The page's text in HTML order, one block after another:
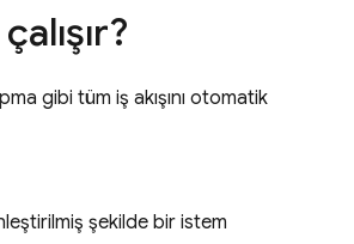
gibi tüm iş akışını otomatik
şekilde bir istem